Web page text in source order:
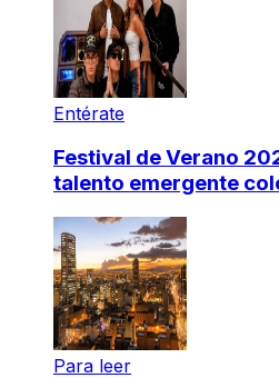
Entérate
Festival de Verano
talento emergente
Para leer